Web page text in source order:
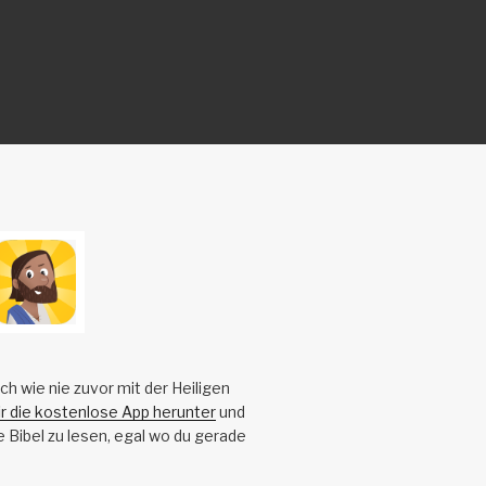
wie nie zuvor mit der Heiligen
die kostenlose App herunterund
Bibel zu lesen, egal wo du gerade